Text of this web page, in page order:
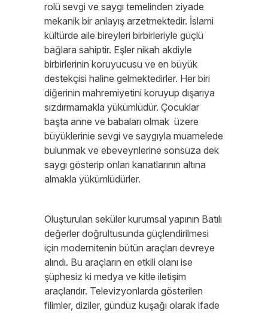
rolü sevgi ve saygı temelinden ziyade
mekanik bir anlayış arzetmektedir. İslami
kültürde aile bireyleri birbirleriyle güçlü
bağlara sahiptir. Eşler nikah akdiyle
birbirlerinin koruyucusu ve en büyük
destekçisi haline gelmektedirler. Her biri
diğerinin mahremiyetini koruyup dışarıya
sızdırmamakla yükümlüdür. Çocuklar
başta anne ve babaları olmak üzere
büyüklerinie sevgi ve saygıyla muamelede
bulunmak ve ebeveynlerine sonsuza dek
saygı gösterip onları kanatlarının altına
almakla yükümlüdürler.
Oluşturulan seküler kurumsal yapının Batılı
değerler doğrultusunda güçlendirilmesi
için modernitenin bütün araçları devreye
alındı. Bu araçların en etkili olanı ise
şüphesiz ki medya ve kitle iletişim
araçlarıdır. Televizyonlarda gösterilen
filimler, diziler, gündüz kuşağı olarak ifade